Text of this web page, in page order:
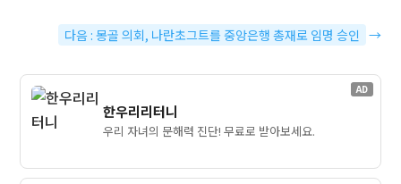
다음 : 몽골 의회, 나란초그트를 중앙은행 총재로 임명 승인 →
AD
한우리리터니
우리 자녀의 문해력 진단! 무료로 받아보세요.